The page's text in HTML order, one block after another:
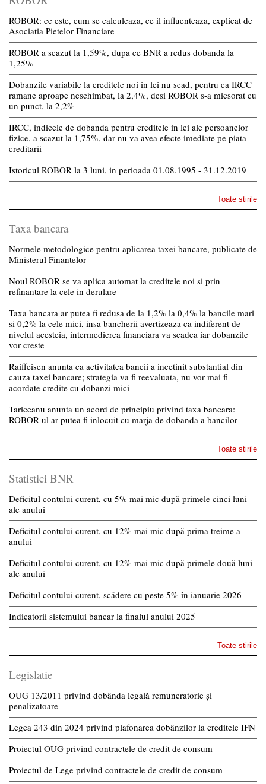
ROBOR: ce este, cum se calculeaza, ce il influenteaza, explicat de
Asociatia Pietelor Financiare
ROBOR a scazut la 1,59%, dupa ce BNR a redus dobanda la
1,25%
Dobanzile variabile la creditele noi in lei nu scad, pentru ca IRCC
ramane aproape neschimbat, la 2,4%, desi ROBOR s-a micsorat cu
un punct, la 2,2%
IRCC, indicele de dobanda pentru creditele in lei ale persoanelor
fizice, a scazut la 1,75%, dar nu va avea efecte imediate pe piata
creditarii
Istoricul ROBOR la 3 luni, in perioada 01.08.1995 - 31.12.2019
Toate stirile
Taxa bancara
Normele metodologice pentru aplicarea taxei bancare, publicate de
Ministerul Finantelor
Noul ROBOR se va aplica automat la creditele noi si prin
refinantare la cele in derulare
Taxa bancara ar putea fi redusa de la 1,2% la 0,4% la bancile mari
si 0,2% la cele mici, insa bancherii avertizeaza ca indiferent de
nivelul acesteia, intermedierea financiara va scadea iar dobanzile
vor creste
Raiffeisen anunta ca activitatea bancii a incetinit substantial din
cauza taxei bancare; strategia va fi reevaluata, nu vor mai fi
acordate credite cu dobanzi mici
Tariceanu anunta un acord de principiu privind taxa bancara:
ROBOR-ul ar putea fi inlocuit cu marja de dobanda a bancilor
Toate stirile
Statistici BNR
Deficitul contului curent, cu 5% mai mic după primele cinci luni
ale anului
Deficitul contului curent, cu 12% mai mic după prima treime a
anului
Deficitul contului curent, cu 12% mai mic după primele două luni
ale anului
Deficitul contului curent, scădere cu peste 5% în ianuarie 2026
Indicatorii sistemului bancar la finalul anului 2025
Toate stirile
Legislatie
OUG 13/2011 privind dobânda legală remuneratorie și
penalizatoare
Legea 243 din 2024 privind plafonarea dobânzilor la creditele IFN
Proiectul OUG privind contractele de credit de consum
Proiectul de Lege privind contractele de credit de consum